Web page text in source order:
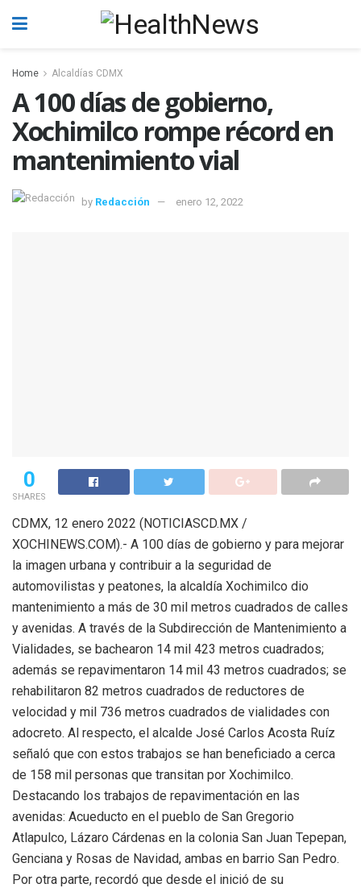
Home Alcaldías CDMX
A 100 días de gobierno,
Xochimilco rompe récord en
mantenimiento vial
by Redacción enero 12, 2022
0
SHARES
CDMX, 12 enero 2022 (NOTICIASCD.MX /
XOCHINEWS.COM).- A 100 días de gobierno y para mejorar
la imagen urbana y contribuir a la seguridad de
automovilistas y peatones, la alcaldía Xochimilco dio
mantenimiento a más de 30 mil metros cuadrados de calles
y avenidas. A través de la Subdirección de Mantenimiento a
Vialidades, se bachearon 14 mil 423 metros cuadrados;
además se repavimentaron 14 mil 43 metros cuadrados; se
rehabilitaron 82 metros cuadrados de reductores de
velocidad y mil 736 metros cuadrados de vialidades con
adocreto. Al respecto, el alcalde José Carlos Acosta Ruíz
señaló que con estos trabajos se han beneficiado a cerca
de 158 mil personas que transitan por Xochimilco.
Destacando los trabajos de repavimentación en las
avenidas: Acueducto en el pueblo de San Gregorio
Atlapulco, Lázaro Cárdenas en la colonia San Juan Tepepan,
Genciana y Rosas de Navidad, ambas en barrio San Pedro.
Por otra parte, recordó que desde el inició de su